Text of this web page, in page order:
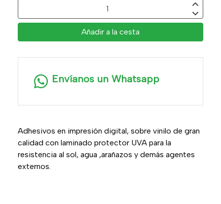
Añadir a la cesta
Envíanos un Whatsapp
Adhesivos en impresión digital, sobre vinilo de gran
calidad con laminado protector UVA para la
resistencia al sol, agua ,arañazos y demás agentes
externos.